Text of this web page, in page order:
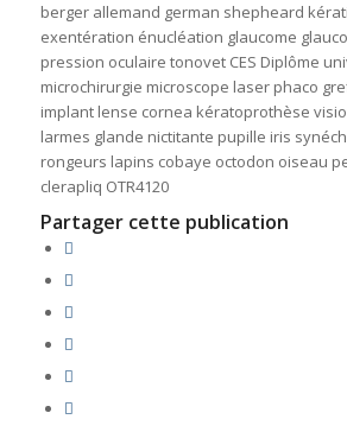
berger allemand german shepheard
exentération énucléation glaucome
pression oculaire tonovet CES Diplôme
microchirurgie microscope laser phaco
implant lense cornea kératoprothèse
larmes glande nictitante pupille iris
rongeurs lapins cobaye octodon oiseau
clerapliq OTR4120
Partager cette publication